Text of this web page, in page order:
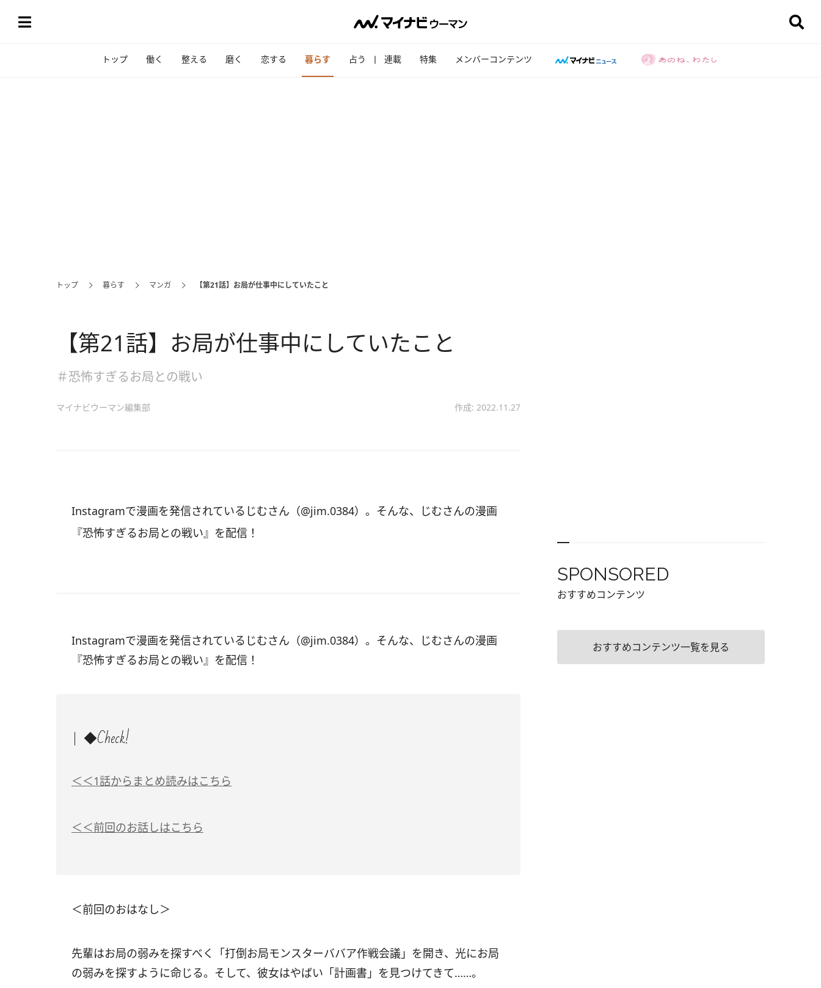
トップ 働く 整える 磨く 恋する 暮らす 占う 連載 特集 メンバーコンテンツ
トップ 暮らす マンガ 【第21話】お局が仕事中にしていたこと
【第21話】お局が仕事中にしていたこと
＃恐怖すぎるお局との戦い
マイナビウーマン編集部 作成: 2022.11.27
Instagramで漫画を発信されているじむさん（@jim.0384）。そんな、じむさんの漫画
『恐怖すぎるお局との戦い』を配信！
Instagramで漫画を発信されているじむさん（@jim.0384）。そんな、じむさんの漫画
『恐怖すぎるお局との戦い』を配信！
◆Check!
＜＜1話からまとめ読みはこちら
＜＜前回のお話しはこちら
＜前回のおはなし＞
先輩はお局の弱みを探すべく「打倒お局モンスターババア作戦会議」を開き、光にお局
の弱みを探すように命じる。そして、彼女はやばい「計画書」を見つけてきて……。
SPONSORED
おすすめコンテンツ
おすすめコンテンツ一覧を見る